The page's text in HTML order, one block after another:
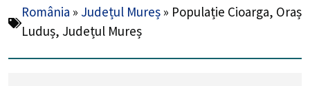
România » Județul Mureș » Populație Cioarga, Oraș
Luduș, Județul Mureș